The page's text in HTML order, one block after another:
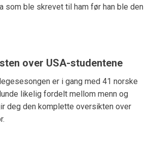
som ble skrevet til ham før han ble den
over USA-studentene
er i gang med 41 norske
likelig fordelt mellom menn og
deg den komplette oversikten over